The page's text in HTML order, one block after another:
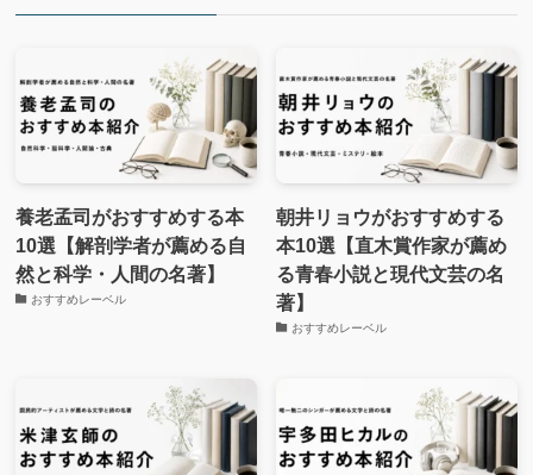
養老孟司がおすすめする本
10選【解剖学者が薦める自
然と科学・人間の名著】
おすすめレーベル
朝井リョウがおすすめする
本10選【直木賞作家が薦め
る青春小説と現代文芸の名
著】
おすすめレーベル